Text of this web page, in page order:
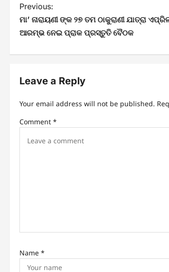
P
o
n
i
n
Previous:
ମା’ ନାରାୟଣୀ ଙ୍କ ୨୭ ତମ ଠାକୁରାଣୀ ଯାତ୍ରା
ଆରମ୍ଭ ନେଇ ପ୍ରାକ ପ୍ରସ୍ତୁତି ବୈଠକ
Leave a Reply
Your email address will not be published.
Comment *
Name *